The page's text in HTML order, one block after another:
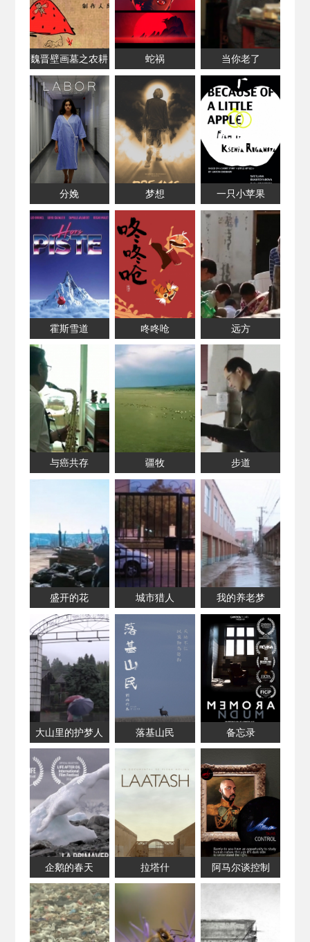
魏晋壁画墓之农耕 蛇祸 当你老了
分娩 梦想 一只小苹果
霍斯雪道 咚咚呛 远方
与癌共存 疆牧 步道
盛开的花 城市猎人 我的养老梦
大山里的护梦人 落基山民 备忘录
企鹅的春天 拉塔什 阿马尔谈控制